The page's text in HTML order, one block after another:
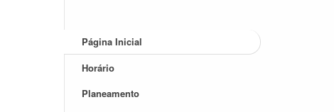
Página Inicial
Horário
Planeamento